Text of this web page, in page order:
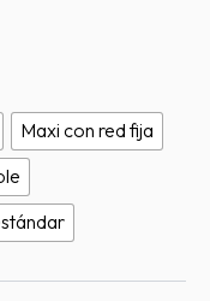
Maxi con red fija